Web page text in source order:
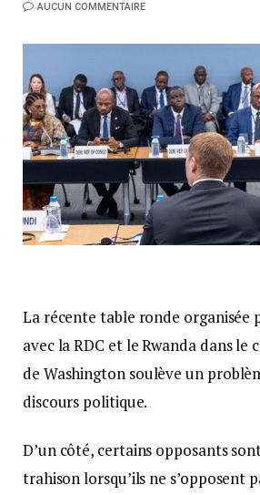
AUCUN COMMENTAIRE
La récente table ronde organisée
avec la RDC et le Rwanda dans le
de Washington soulève un
discours politique.
D’un côté, certains opposants
trahison lorsqu’ils ne s’opposent